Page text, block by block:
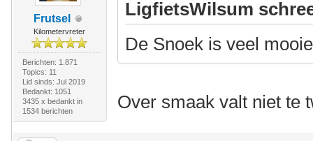
Frutsel
Kilometervreter
Berichten: 1.871
Topics: 11
Lid sinds: Jul 2019
Bedankt: 1051
3435 x bedankt in
1534 berichten
LigfietsWilsum
De Snoek is veel
Over smaak valt niet te